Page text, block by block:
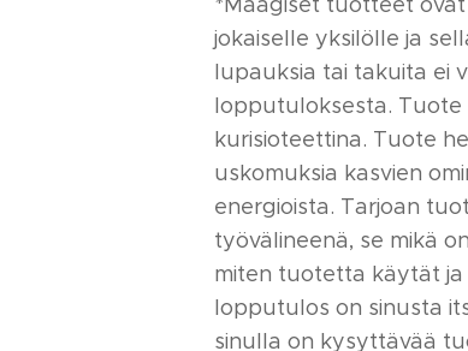
jokaiselle yksilölle ja
lupauksia tai takuita ei
lopputuloksesta. Tuote
kurisioteettina. Tuote
uskomuksia kasvien
energioista. Tarjoan
työvälineenä, se mikä
miten tuotetta käytät ja
lopputulos on sinusta
sinulla on kysyttävää